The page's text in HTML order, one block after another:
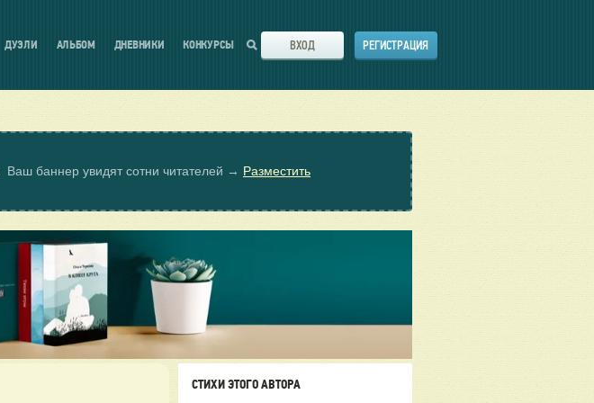
ДУЭЛИ АЛЬБОМ ДНЕВНИКИ КОНКУРСЫ ВХОД РЕГИСТРАЦИЯ
Ваш баннер увидят сотни читателей → Разместить
СТИХИ ЭТОГО АВТОРА